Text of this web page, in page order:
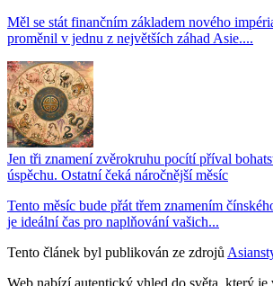
Měl se stát finančním základem nového
proměnil v jednu z největších záhad Asie....
Jen tři znamení zvěrokruhu pocítí příval
úspěchu. Ostatní čeká náročnější měsíc
Tento měsíc bude přát třem znamením
je ideální čas pro naplňování vašich...
Tento článek byl publikován ze zdrojů
Web nabízí autentický vhled do světa, který je